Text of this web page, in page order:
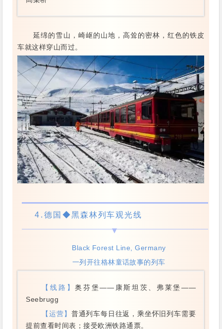
延绵的雪山，崎岖的山地，高耸的密林，红色的铁皮
车就这样穿山而过。
4. 德国◆黑森林列车观光线
Black Forest Line, Germany
一列开往格林童话故事的列车
【线路】奥芬堡——康斯坦茨、弗莱堡——
Seebrugg
【运营】 普通列车每日往返，乘坐怀旧列车需要
提前查看时间表；接受欧洲铁路通票。